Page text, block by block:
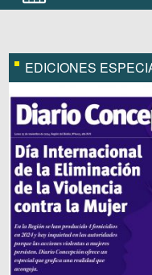
EDICIONES